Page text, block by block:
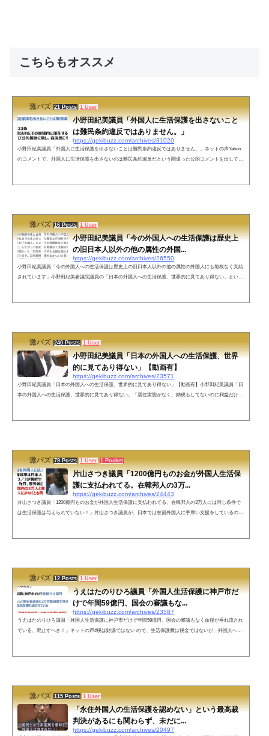
こちらもオススメ
激バズ 21 Posts 1 User
小野田紀美議員「外国人に生活保護を出さないこと
は難民条約違反ではありません。」
https://gekibuzz.com/archives/31020
小野田紀美議員「外国人に生活保護を出さないことは難民条約違反ではありません。」ネットの声Yahoo
のコメントで、外国人に生活保護を出さないのは難民条約違反だという間違った公的コメントを出してい
激バズ 16 Posts 1 User
小野田紀美議員「今の外国人への生活保護は歴史上
の旧日本人以外の他の属性の外国...
https://gekibuzz.com/archives/26550
小野田紀美議員「今の外国人への生活保護は歴史上の旧日本人以外の他の属性の外国人にも垣根なく支給
されています」小野田紀美参議院議員の「日本の外国人への生活保護、世界的に見てあり得ない」という
激バズ 240 Posts 1 User
小野田紀美議員「日本の外国人への生活保護、世界
的に見てあり得ない」【動画有】
https://gekibuzz.com/archives/23571
小野田紀美議員「日本の外国人への生活保護、世界的に見てあり得ない」【動画有】小野田紀美議員「日
本の外国人への生活保護、世界的に見てあり得ない」「居住実態がなく、納税もしてないのに利益だけ不
激バズ 79 Posts 1 User 1 Pocket
片山さつき議員「1200億円ものお金が外国人生活保
護に支払われてる。在韓邦人の3万...
https://gekibuzz.com/archives/24443
片山さつき議員「1200億円ものお金が外国人生活保護に支払われてる。在韓邦人の3万人には同じ条件で
は生活保護は与えられていない！」片山さつき議員が、日本では在留外国人に手厚い支援をしているの
激バズ 12 Posts 1 User
うえはたのりひろ議員「外国人生活保護に神戸市だ
けで年間59億円、国会の審議もな...
https://gekibuzz.com/archives/23587
うえはたのりひろ議員「外国人生活保護に神戸市だけで年間59億円、国会の審議もなく血税が垂れ流され
ている、廃止すべき！」ネットの声#税は財源ではない ので、生活保護費は税金ではないが、外国人への
激バズ 115 Posts 1 User
「永住外国人の生活保護を認めない」という最高裁
判決があるにも関わらず、未だに...
https://gekibuzz.com/archives/20497